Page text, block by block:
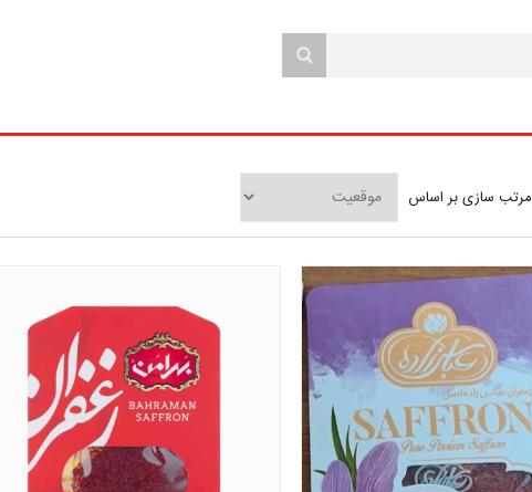
مرتب سازی بر اساس